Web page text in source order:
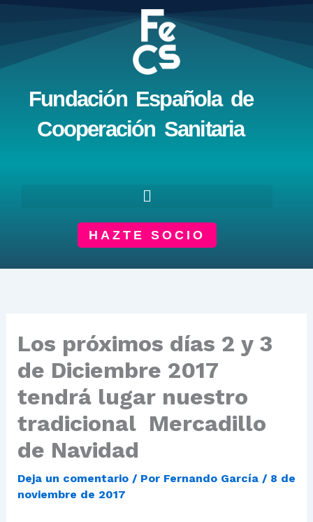
Fundación Española de
Cooperación Sanitaria
HAZTE SOCIO
Los próximos días 2 y 3
de Diciembre 2017
tendrá lugar nuestro
tradicional Mercadillo
de Navidad
Deja un comentario / Por Fernando García / 8 de
noviembre de 2017